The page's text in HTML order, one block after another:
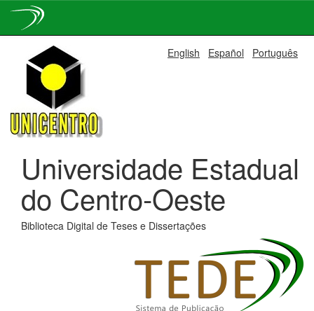
navigation
English Español Português
Universidade Estadual
do Centro-Oeste
Biblioteca Digital de Teses e Dissertações